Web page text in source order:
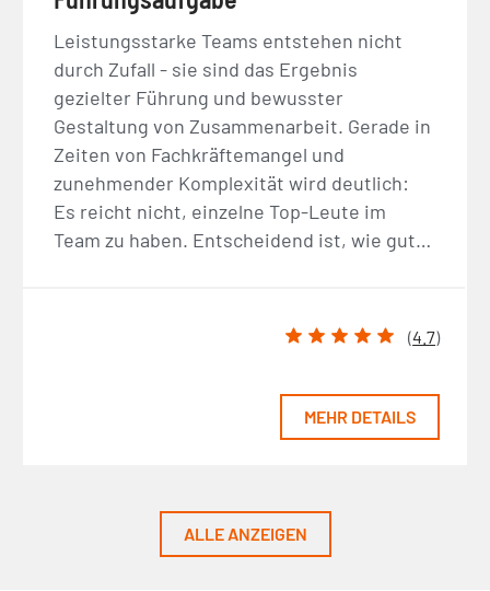
Leistungsstarke Teams entstehen nicht
durch Zufall - sie sind das Ergebnis
gezielter Führung und bewusster
Gestaltung von Zusammenarbeit. Gerade in
Zeiten von Fachkräftemangel und
zunehmender Komplexität wird deutlich:
Es reicht nicht, einzelne Top-Leute im
Team zu haben. Entscheidend ist, wie gut…
(4.7)
MEHR DETAILS
ALLE ANZEIGEN